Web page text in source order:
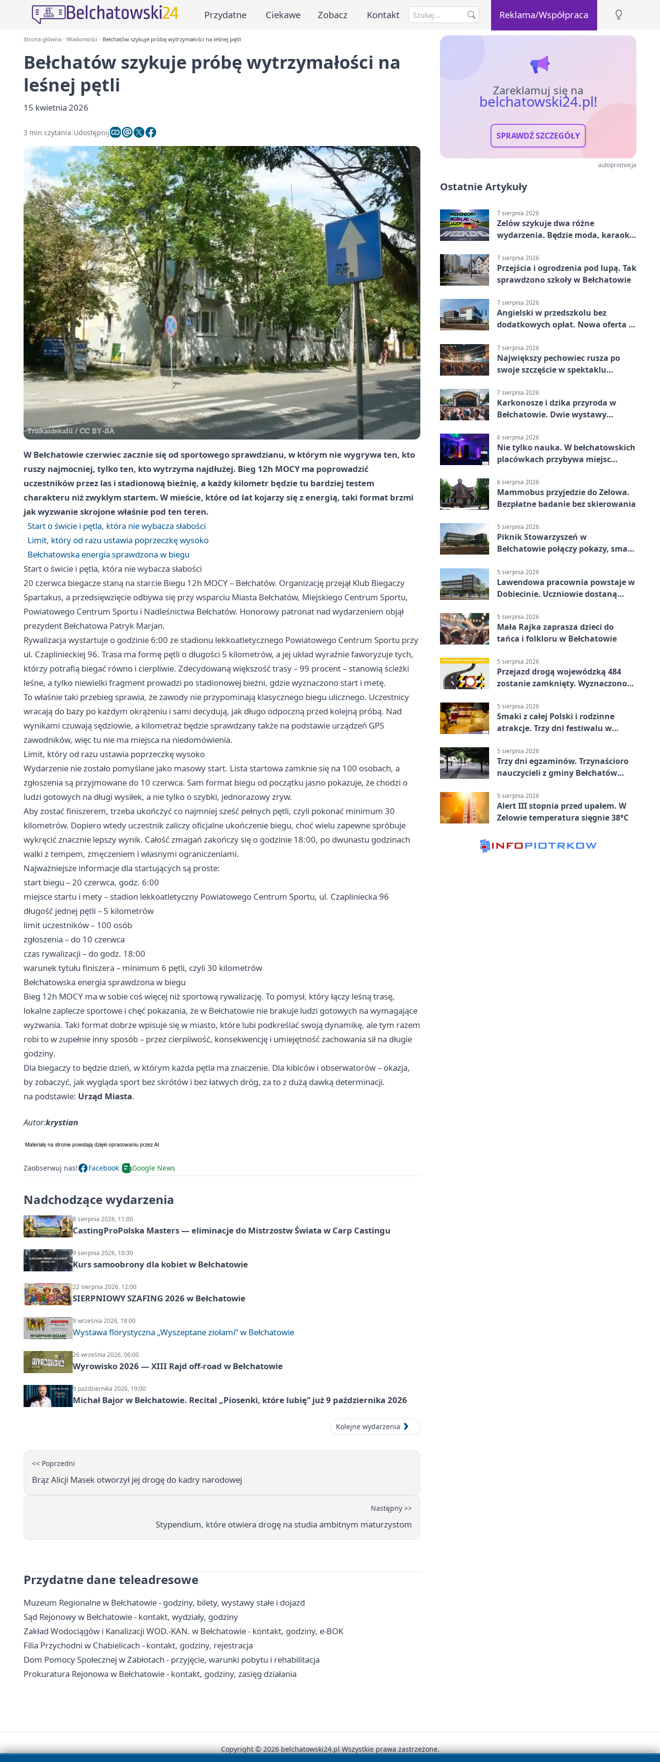
Przydatne Ciekawe Zobacz Kontakt Reklama/Współpraca
Strona główna Wiadomości Bełchatów szykuje próbę wytrzymałości na leśnej pętli
Bełchatów szykuje próbę wytrzymałości na
leśnej pętli
15 kwietnia 2026
3 min czytania Udostępnij
W Bełchatowie czerwiec zacznie się od sportowego sprawdzianu, w którym nie wygrywa ten, kto
ruszy najmocniej, tylko ten, kto wytrzyma najdłużej. Bieg 12h MOCY ma poprowadzić
uczestników przez las i stadionową bieżnię, a każdy kilometr będzie tu bardziej testem
charakteru niż zwykłym startem. W mieście, które od lat kojarzy się z energią, taki format brzmi
jak wyzwanie skrojone właśnie pod ten teren.
Start o świcie i pętla, która nie wybacza słabości
Limit, który od razu ustawia poprzeczkę wysoko
Bełchatowska energia sprawdzona w biegu
Start o świcie i pętla, która nie wybacza słabości
20 czerwca biegacze staną na starcie Biegu 12h MOCY – Bełchatów. Organizację przejął Klub Biegaczy
Spartakus, a przedsięwzięcie odbywa się przy wsparciu Miasta Bełchatów, Miejskiego Centrum Sportu,
Powiatowego Centrum Sportu i Nadleśnictwa Bełchatów. Honorowy patronat nad wydarzeniem objął
prezydent Bełchatowa Patryk Marjan.
Rywalizacja wystartuje o godzinie 6:00 ze stadionu lekkoatletycznego Powiatowego Centrum Sportu przy
ul. Czaplinieckiej 96. Trasa ma formę pętli o długości 5 kilometrów, a jej układ wyraźnie faworyzuje tych,
którzy potrafią biegać równo i cierpliwie. Zdecydowaną większość trasy – 99 procent – stanowią ścieżki
leśne, a tylko niewielki fragment prowadzi po stadionowej bieżni, gdzie wyznaczono start i metę.
To właśnie taki przebieg sprawia, że zawody nie przypominają klasycznego biegu ulicznego. Uczestnicy
wracają do bazy po każdym okrążeniu i sami decydują, jak długo odpoczną przed kolejną próbą. Nad
wynikami czuwają sędziowie, a kilometraż będzie sprawdzany także na podstawie urządzeń GPS
zawodników, więc tu nie ma miejsca na niedomówienia.
Limit, który od razu ustawia poprzeczkę wysoko
Wydarzenie nie zostało pomyślane jako masowy start. Lista startowa zamknie się na 100 osobach, a
zgłoszenia są przyjmowane do 10 czerwca. Sam format biegu od początku jasno pokazuje, że chodzi o
ludzi gotowych na długi wysiłek, a nie tylko o szybki, jednorazowy zryw.
Aby zostać finiszerem, trzeba ukończyć co najmniej sześć pełnych pętli, czyli pokonać minimum 30
kilometrów. Dopiero wtedy uczestnik zaliczy oficjalne ukończenie biegu, choć wielu zapewne spróbuje
wykręcić znacznie lepszy wynik. Całość zmagań zakończy się o godzinie 18:00, po dwunastu godzinach
walki z tempem, zmęczeniem i własnymi ograniczeniami.
Najważniejsze informacje dla startujących są proste:
start biegu – 20 czerwca, godz. 6:00
miejsce startu i mety – stadion lekkoatletyczny Powiatowego Centrum Sportu, ul. Czapliniecka 96
długość jednej pętli – 5 kilometrów
limit uczestników – 100 osób
zgłoszenia – do 10 czerwca
czas rywalizacji – do godz. 18:00
warunek tytułu finiszera – minimum 6 pętli, czyli 30 kilometrów
Bełchatowska energia sprawdzona w biegu
Bieg 12h MOCY ma w sobie coś więcej niż sportową rywalizację. To pomysł, który łączy leśną trasę,
lokalne zaplecze sportowe i chęć pokazania, że w Bełchatowie nie brakuje ludzi gotowych na wymagające
wyzwania. Taki format dobrze wpisuje się w miasto, które lubi podkreślać swoją dynamikę, ale tym razem
robi to w zupełnie inny sposób – przez cierpliwość, konsekwencję i umiejętność zachowania sił na długie
godziny.
Dla biegaczy to będzie dzień, w którym każda pętla ma znaczenie. Dla kibiców i obserwatorów – okazja,
by zobaczyć, jak wygląda sport bez skrótów i bez łatwych dróg, za to z dużą dawką determinacji.
na podstawie: Urząd Miasta.
Autor:krystian
Zaobserwuj nas! Facebook Google News
Nadchodzące wydarzenia
8 sierpnia 2026, 11:00
CastingProPolska Masters — eliminacje do Mistrzostw Świata w Carp Castingu
9 sierpnia 2026, 10:30
Kurs samoobrony dla kobiet w Bełchatowie
22 sierpnia 2026, 12:00
SIERPNIOWY SZAFING 2026 w Bełchatowie
9 września 2026, 18:00
Wystawa florystyczna „Wyszeptane ziołami” w Bełchatowie
26 września 2026, 06:00
Wyrowisko 2026 — XIII Rajd off‑road w Bełchatowie
9 października 2026, 19:00
Michał Bajor w Bełchatowie. Recital „Piosenki, które lubię” już 9 października 2026
Kolejne wydarzenia
<< Poprzedni
Brąz Alicji Masek otworzył jej drogę do kadry narodowej
Następny >>
Stypendium, które otwiera drogę na studia ambitnym maturzystom
Przydatne dane teleadresowe
Muzeum Regionalne w Bełchatowie - godziny, bilety, wystawy stałe i dojazd
Sąd Rejonowy w Bełchatowie - kontakt, wydziały, godziny
Zakład Wodociągów i Kanalizacji WOD.-KAN. w Bełchatowie - kontakt, godziny, e-BOK
Filia Przychodni w Chabielicach - kontakt, godziny, rejestracja
Dom Pomocy Społecznej w Zabłotach - przyjęcie, warunki pobytu i rehabilitacja
Prokuratura Rejonowa w Bełchatowie - kontakt, godziny, zasięg działania
Zareklamuj się na
belchatowski24.pl!
SPRAWDŹ SZCZEGÓŁY
autopromocja
Ostatnie Artykuły
7 sierpnia 2026
Zelów szykuje dwa różne
wydarzenia. Będzie moda, karaoke
7 sierpnia 2026
Przejścia i ogrodzenia pod lupą. Tak
sprawdzono szkoły w Bełchatowie
7 sierpnia 2026
Angielski w przedszkolu bez
dodatkowych opłat. Nowa oferta w
7 sierpnia 2026
Największy pechowiec rusza po
swoje szczęście w spektaklu
7 sierpnia 2026
Karkonosze i dzika przyroda w
Bełchatowie. Dwie wystawy
6 sierpnia 2026
Nie tylko nauka. W bełchatowskich
placówkach przybywa miejsc
6 sierpnia 2026
Mammobus przyjedzie do Zelowa.
Bezpłatne badanie bez skierowania
5 sierpnia 2026
Piknik Stowarzyszeń w
Bełchatowie połączy pokazy, smaki
5 sierpnia 2026
Lawendowa pracownia powstaje w
Dobiecinie. Uczniowie dostaną
5 sierpnia 2026
Mała Rajka zaprasza dzieci do
tańca i folkloru w Bełchatowie
5 sierpnia 2026
Przejazd drogą wojewódzką 484
zostanie zamknięty. Wyznaczono
5 sierpnia 2026
Smaki z całej Polski i rodzinne
atrakcje. Trzy dni festiwalu w
5 sierpnia 2026
Trzy dni egzaminów. Trzynaścioro
nauczycieli z gminy Bełchatów
5 sierpnia 2026
Alert III stopnia przed upałem. W
Zelowie temperatura sięgnie 38°C
Copyright © 2026 belchatowski24.pl Wszystkie prawa zastrzeżone.